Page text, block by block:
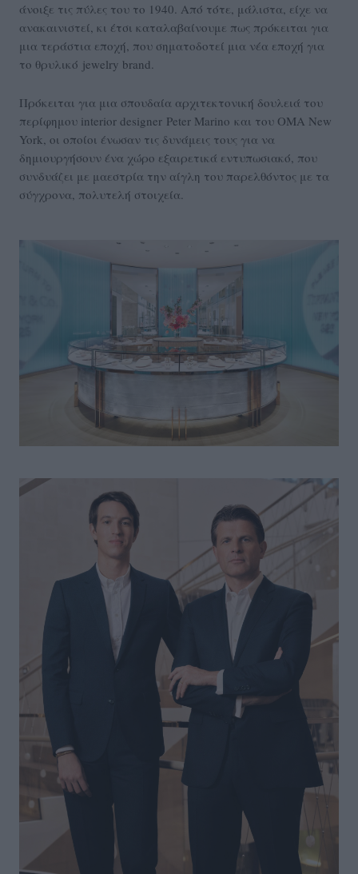
άνοιξε τις πύλες του το 1940. Από τότε, μάλιστα, είχε να
ανακαινιστεί, κι έτσι καταλαβαίνουμε πως πρόκειται για
μια τεράστια εποχή, που σηματοδοτεί μια νέα εποχή για
το θρυλικό jewelry brand.
Πρόκειται για μια σπουδαία αρχιτεκτονική δουλειά του
περίφημου interior designer Peter Marino και του OMA New
York, οι οποίοι ένωσαν τις δυνάμεις τους για να
δημιουργήσουν ένα χώρο εξαιρετικά εντυπωσιακό, που
συνδυάζει με μαεστρία την αίγλη του παρελθόντος με τα
σύγχρονα, πολυτελή στοιχεία.